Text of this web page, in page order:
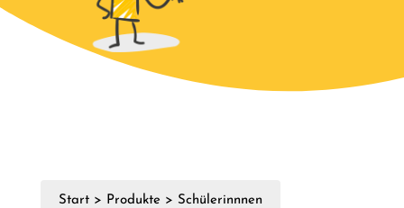
Start> Produkte > Schülerinnnen